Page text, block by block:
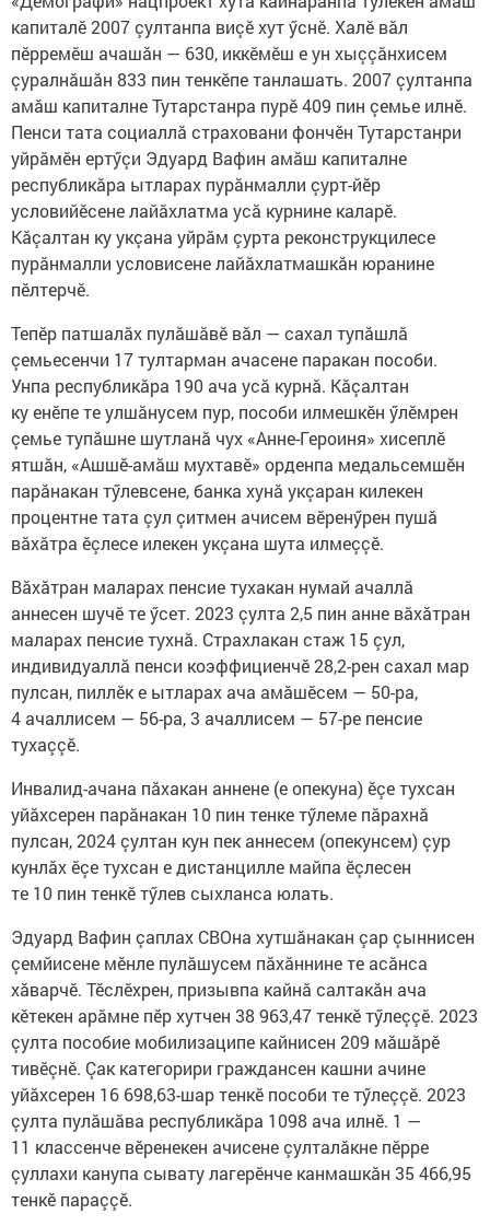
капиталӗ 2007 çултанпа виçӗ хут ӳснӗ. Халӗ вăл
пӗрремӗш ачашăн — 630, иккӗмӗш е ун хыççăнхисем
çуралнăшăн 833 пин тенкӗпе танлашать. 2007 çултанпа
амăш капиталне Тутарстанра пурӗ 409 пин çемье илнӗ.
Пенси тата социаллă страховани фончӗн Тутарстанри
уйрăмӗн ертӳçи Эдуард Вафин амăш капиталне
республикăра ытларах пурăнмалли çурт-йӗр
условийӗсене лайăхлатма усă курнине каларӗ.
Кăçалтан ку укçана уйрăм çурта реконструкцилесе
пурăнмалли условисене лайăхлатмашкăн юранине
пӗлтерчӗ.
Тепӗр патшалăх пулăшăвӗ вăл — сахал тупăшлă
çемьесенчи 17 тултарман ачасене паракан пособи.
Унпа республикăра 190 ача усă курнă. Кăçалтан
ку енӗпе те улшăнусем пур, пособи илмешкӗн ӳлӗмрен
çемье тупăшне шутланă чух «Анне-Героиня» хисеплӗ
ятшăн, «Ашшӗ-амăш мухтавӗ» орденпа медальсемшӗн
парăнакан тӳлевсене, банка хунă укçаран килекен
процентне тата çул çитмен ачисем вӗренӳрен пушă
вăхăтра ӗçлесе илекен укçана шута илмеççӗ.
Вăхăтран маларах пенсие тухакан нумай ачаллă
аннесен шучӗ те ӳсет. 2023 çулта 2,5 пин анне вăхăтран
маларах пенсие тухнă. Страхлакан стаж 15 çул,
индивидуаллă пенси коэффициенчӗ 28,2-рен сахал мар
пулсан, пиллӗк е ытларах ача амăшӗсем — 50-ра,
4 ачаллисем — 56-ра, 3 ачаллисем — 57-ре пенсие
тухаççӗ.
Инвалид-ачана пăхакан аннене (е опекуна) ӗçе тухсан
уйăхсерен парăнакан 10 пин тенке тӳлеме пăрахнă
пулсан, 2024 çултан кун пек аннесем (опекунсем) çур
кунлăх ӗçе тухсан е дистанцилле майпа ӗçлесен
те 10 пин тенкӗ тӳлев сыхланса юлать.
Эдуард Вафин çаплах СВОна хутшăнакан çар çыннисен
çемйисене мӗнле пулăшусем пăхăннине те асăнса
хăварчӗ. Тӗслӗхрен, призывпа кайнă салтакăн ача
кӗтекен арăмне пӗр хутчен 38 963,47 тенкӗ тӳлеççӗ. 2023
çулта пособие мобилизаципе кайнисен 209 мăшăрӗ
тивӗçнӗ. Çак категорири граждансен кашни ачине
уйăхсерен 16 698,63-шар тенкӗ пособи те тӳлеççӗ. 2023
çулта пулăшăва республикăра 1098 ача илнӗ. 1 —
11 классенче вӗренекен ачисене çулталăкне пӗрре
çуллахи канупа сывату лагерӗнче канмашкăн 35 466,95
тенкӗ параççӗ.